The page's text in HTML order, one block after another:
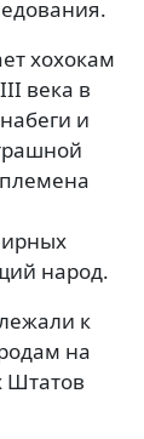
хохокам
века в
и
народ.
к
на
Штатов